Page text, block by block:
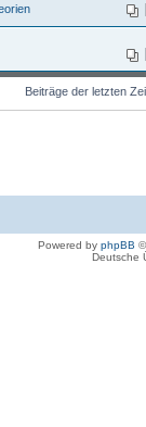
Beiträge der letzten
Powered by phpBB
Deutsche